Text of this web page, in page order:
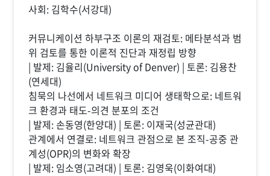
사회: 김학수(서강대)
커뮤니케이션 하부구조 이론의 재검토: 메타분석과 범
위 검토를 통한 이론적 진단과 재정립 방향
| 발제: 김율리(University of Denver) | 토론: 김용찬
(연세대)
침묵의 나선에서 네트워크 미디어 생태학으로: 네트워
크 환경과 태도-의견 분포의 조건
| 발제: 손동영(한양대) | 토론: 이재국(성균관대)
관계에서 연결로: 네트워크 관점으로 본 조직-공중 관
계성(OPR)의 변화와 확장
| 발제: 임소영(고려대) | 토론: 김영욱(이화여대)